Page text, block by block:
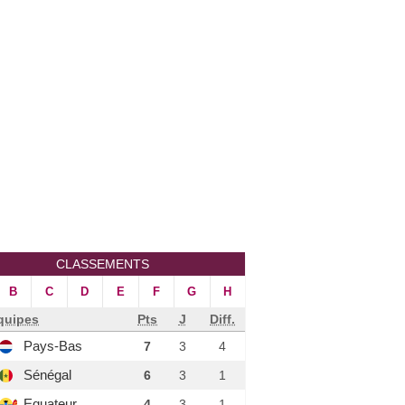
CLASSEMENTS
B C D E F G H
Pts J
Diff.
Pays-Bas 7 3
4
Sénégal 6 3
1